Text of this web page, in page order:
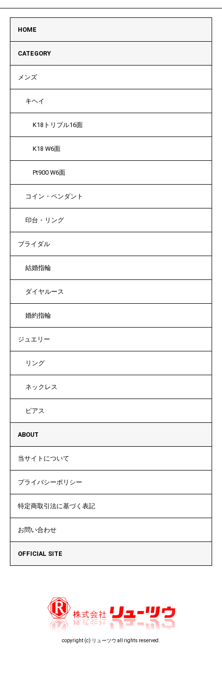
HOME
CATEGORY
メンズ
キヘイ
K18トリプル16面
K18 W6面
Pt900 W6面
コイン・ペンダント
印台・リング
ブライダル
結婚指輪
ダイヤルース
婚約指輪
ジュエリー
リング
ネックレス
ピアス
ABOUT
当サイトについて
プライバシーポリシー
特定商取引法に基づく表記
お問い合わせ
OFFICIAL SITE
copyright (c) リューツウ all rights reserved.